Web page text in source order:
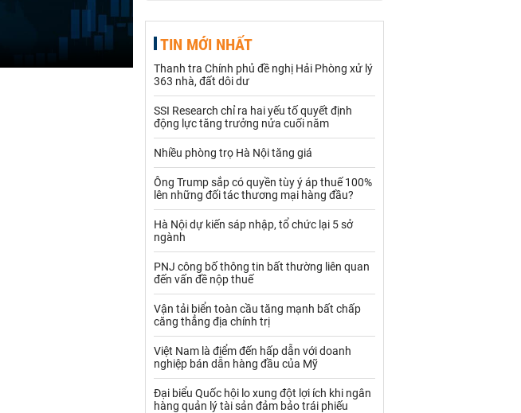
Hạt điều
Khí đốt
Kim loại khác Mắc ca
Muối Ngũ cốc
Nhựa - Hạt nhựa
Palladium Phân bón
Sữa
Than
Thủy hải sản khác Tôm
Vàng
TIN MỚI NHẤT
Thanh tra Chính phủ đề nghị Hải Phòng xử lý
363 nhà, đất dôi dư
SSI Research chỉ ra hai yếu tố quyết định
động lực tăng trưởng nửa cuối năm
Nhiều phòng trọ Hà Nội tăng giá
Ông Trump sắp có quyền tùy ý áp thuế 100%
lên những đối tác thương mại hàng đầu?
Hà Nội dự kiến sáp nhập, tổ chức lại 5 sở
ngành
PNJ công bố thông tin bất thường liên quan
đến vấn đề nộp thuế
Vận tải biển toàn cầu tăng mạnh bất chấp
căng thẳng địa chính trị
Việt Nam là điểm đến hấp dẫn với doanh
nghiệp bán dẫn hàng đầu của Mỹ
Đại biểu Quốc hội lo xung đột lợi ích khi ngân
hàng quản lý tài sản đảm bảo trái phiếu